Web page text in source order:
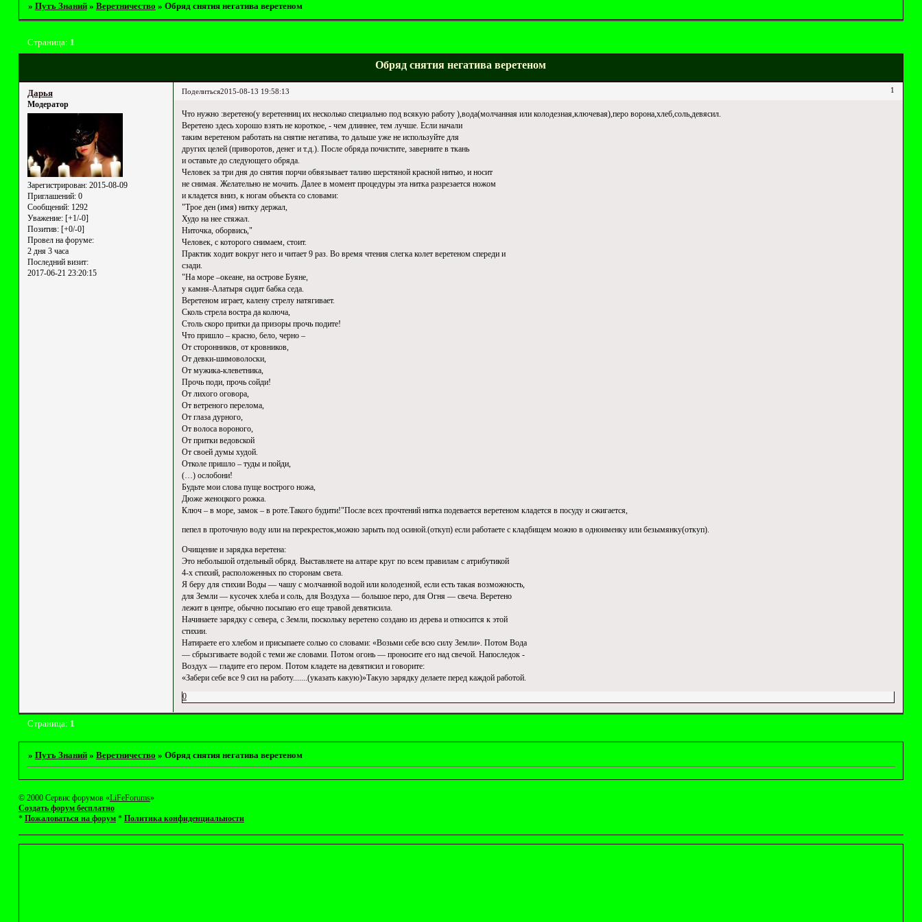
» Путъ Знаний » Веретничество » Обряд снятия негатива веретеном
Обряд снятия негатива веретеном
Страница: 1
Поделиться 1
2015-08-13 19:58:13
Дарья
Модератор
Зарегистрирован: 2015-08-09
Приглашений:0
Сообщений:1292
Уважение: [+1/-0]
Позитив: [+0/-0]
Провел на форуме:
2 дня 3 часа
Последний визит:
2017-06-21 23:20:15
Что нужно :веретено(у веретенниц их несколько специально под всякую работу ),вода(молчанная или колодезная,ключевая),перо ворона,хлеб,соль,девясил.
Веретено здесь хорошо взять не короткое, - чем длиннее, тем лучше. Если начали
таким веретеном работать на снятие негатива, то дальше уже не используйте для
других целей (приворотов, денег и т.д.). После обряда почистите, заверните в ткань
и оставьте до следующего обряда.
Человек за три дня до снятия порчи обвязывает талию шерстяной красной нитью, и носит
не снимая. Желательно не мочить. Далее в момент процедуры эта нитка разрезается ножом
и кладется вниз, к ногам объекта со словами:
"Трое ден (имя) нитку держал,
Худо на нее стяжал.
Ниточка, оборвись,"
Человек, с которого снимаем, стоит.
Практик ходит вокруг него и читает 9 раз. Во время чтения слегка колет веретеном спереди и
сзади.
"На море –океане, на острове Буяне,
у камня-Алатыря сидит бабка седа.
Веретеном играет, калену стрелу натягивает.
Сколь стрела востра да колюча,
Столь скоро притки да призоры прочь подите!
Что пришло – красно, бело, черно –
От сторонников, от кровников,
От девки-шимоволоски,
От мужика-клеветника,
Прочь поди, прочь сойди!
От лихого оговора,
От ветреного перелома,
От глаза дурного,
От волоса вороного,
От притки ведовской
От своей думы худой.
Отколе пришло – туды и пойди,
(…) ослобони!
Будьте мои слова пуще вострого ножа,
Дюже женоцкого рожка.
Ключ – в море, замок – в роте.Такого будити!"После всех прочтений нитка подевается веретеном кладется в посуду и сжигается,
пепел в проточную воду или на перекресток,можно зарыть под осиной.(откуп) если работаете с кладбищем можно в одноименку или безымянку(откуп).
Очищение и зарядка веретена:
Это небольшой отдельный обряд. Выставляете на алтаре круг по всем правилам с атрибутикой
4-х стихий, расположенных по сторонам света.
Я беру для стихии Воды — чашу с молчанной водой или колодезной, если есть такая возможность,
для Земли — кусочек хлеба и соль, для Воздуха — большое перо, для Огня — свеча. Веретено
лежит в центре, обычно посыпаю его еще травой девятисила.
Начинаете зарядку с севера, с Земли, поскольку веретено создано из дерева и относится к этой
стихии.
Натираете его хлебом и присыпаете солью со словами: «Возьми себе всю силу Земли». Потом Вода
— сбрызгиваете водой с теми же словами. Потом огонь — проносите его над свечой. Напоследок -
Воздух — гладите его пером. Потом кладете на девятисил и говорите:
«Забери себе все 9 сил на работу.......(указать какую)»Такую зарядку делаете перед каждой работой.
0
Страница: 1
» Путъ Знаний » Веретничество » Обряд снятия негатива веретеном
© 2000 Сервис форумов «LiFeForums»
Создать форум бесплатно
* Пожаловаться на форум* Политика конфиденциальности